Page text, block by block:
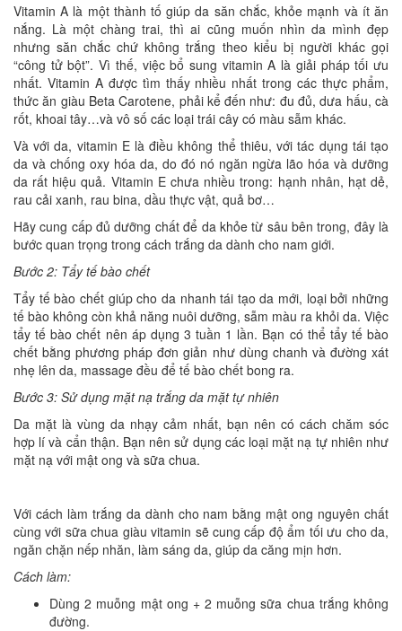
Vitamin A là một thành tố giúp da săn chắc, khỏe mạnh và ít ăn
nắng. Là một chàng trai, thì ai cũng muốn nhìn da mình đẹp
nhưng săn chắc chứ không trắng theo kiểu bị người khác gọi
“công tử bột”. Vì thế, việc bổ sung vitamin A là giải pháp tối ưu
nhất. Vitamin A được tìm thấy nhiều nhất trong các thực phẩm,
thức ăn giàu Beta Carotene, phải kể đến như: đu đủ, dưa hấu, cà
rốt, khoai tây…và vô số các loại trái cây có màu sẫm khác.
Và với da, vitamin E là điều không thể thiêu, với tác dụng tái tạo
da và chống oxy hóa da, do đó nó ngăn ngừa lão hóa và dưỡng
da rất hiệu quả. Vitamin E chưa nhiều trong: hạnh nhân, hạt dẻ,
rau cải xanh, rau bina, dầu thực vật, quả bơ…
Hãy cung cấp đủ dưỡng chất để da khỏe từ sâu bên trong, đây là
bước quan trọng trong cách trắng da dành cho nam giới.
Bước 2: Tẩy tế bào chết
Tẩy tế bào chết giúp cho da nhanh tái tạo da mới, loại bởi những
tế bào không còn khả năng nuôi dưỡng, sẫm màu ra khỏi da. Việc
tẩy tế bào chết nên áp dụng 3 tuần 1 lần. Bạn có thể tẩy tế bào
chết bằng phương pháp đơn giản như dùng chanh và đường xát
nhẹ lên da, massage đều để tế bào chết bong ra.
Bước 3: Sử dụng mặt nạ trắng da mặt tự nhiên
Da mặt là vùng da nhạy cảm nhất, bạn nên có cách chăm sóc
hợp lí và cẩn thận. Bạn nên sử dụng các loại mặt nạ tự nhiên như
mặt nạ với mật ong và sữa chua.
Với cách làm trắng da dành cho nam bằng mật ong nguyên chất
cùng với sữa chua giàu vitamin sẽ cung cấp độ ẩm tối ưu cho da,
ngăn chặn nếp nhăn, làm sáng da, giúp da căng mịn hơn.
Cách làm:
Dùng 2 muỗng mật ong + 2 muỗng sữa chua trắng không
đường.